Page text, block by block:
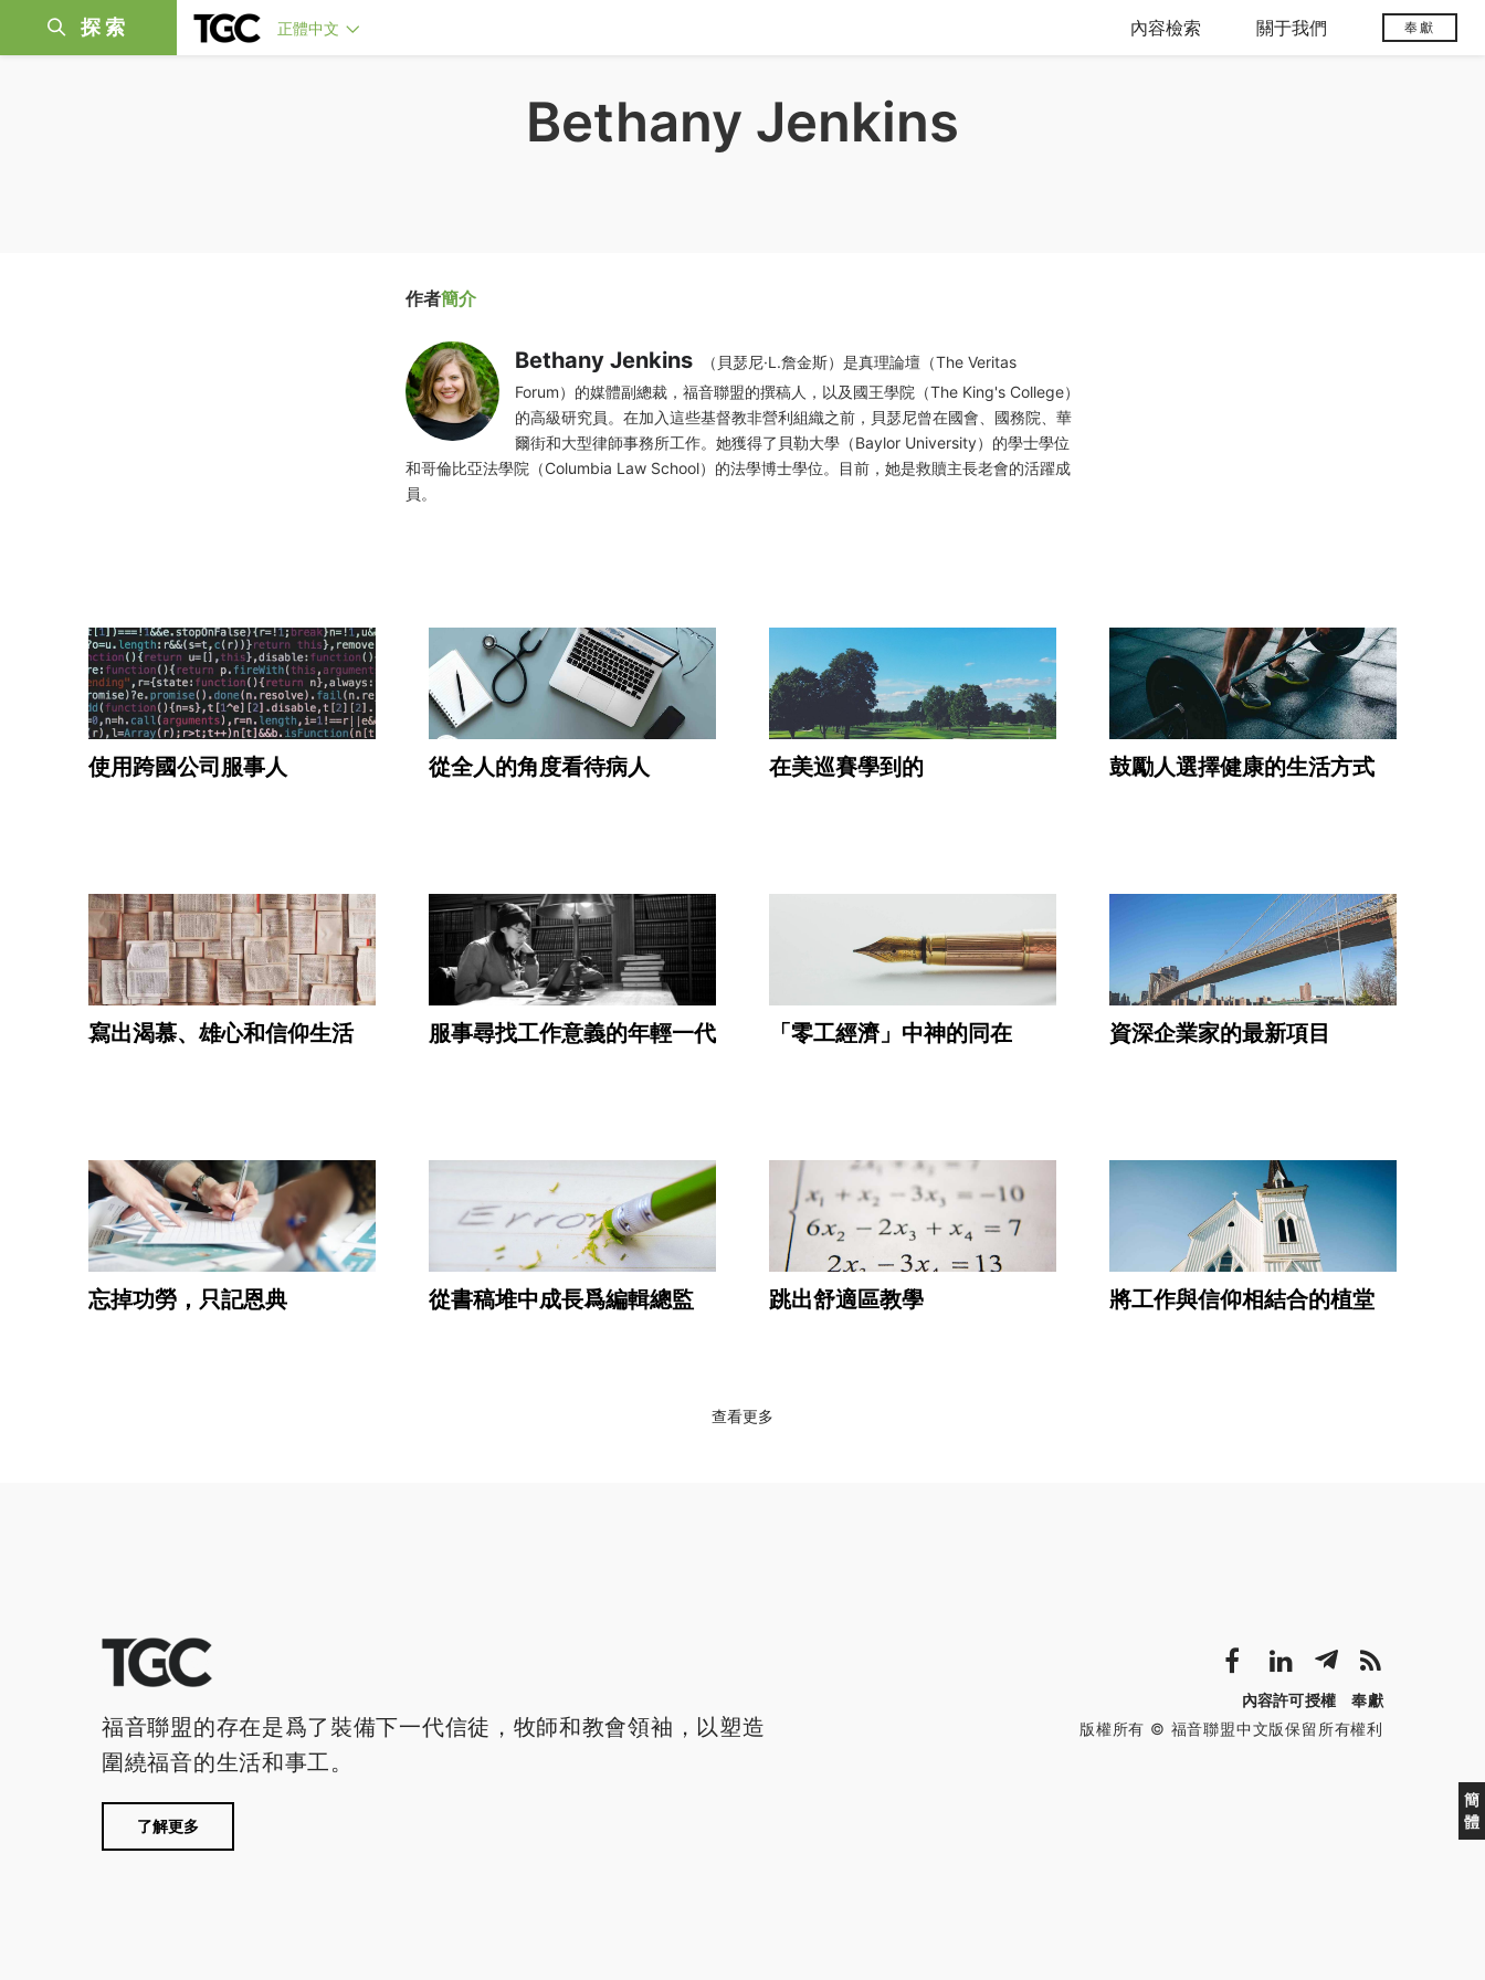
探索 正體中文 內容檢索 關于我們 奉獻
Bethany Jenkins
作者簡介
Bethany Jenkins
（貝瑟尼·L.詹金斯）是真理論壇（The Veritas
Forum）的媒體副總裁，福音聯盟的撰稿人，以及國王學院（The King's College）
的高級研究員。在加入這些基督教非營利組織之前，貝瑟尼曾在國會、國務院、華
爾街和大型律師事務所工作。她獲得了貝勒大學（Baylor University）的學士學位
和哥倫比亞法學院（Columbia Law School）的法學博士學位。目前，她是救贖主長老會的活躍成
員。
使用跨國公司服事人 從全人的角度看待病人 在美巡賽學到的 鼓勵人選擇健康的生活方式
寫出渴慕、雄心和信仰生活 服事尋找工作意義的年輕一代 「零工經濟」中神的同在 資深企業家的最新項目
忘掉功勞，只記恩典 從書稿堆中成長爲編輯總監 跳出舒適區教學 將工作與信仰相結合的植堂
查看更多
簡
體
福音聯盟的存在是爲了裝備下一代信徒，牧師和教會領袖，以塑造
圍繞福音的生活和事工。
了解更多
內容許可授權
奉獻
版權所有 © 福音聯盟中文版保留所有權利